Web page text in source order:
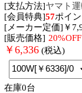
[支払方法]ヤマト
[会員特典]57ポイン
[メーカー定価]￥
[販売価格] 20%OFF
￥ 6,336 (税込)
在庫0台